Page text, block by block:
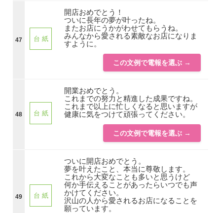
47 台 紙
開店おめでとう！
ついに長年の夢が叶ったね。
またお店にうかがわせてもらうね。
みんなから愛される素敵なお店になりま
すように。
この文例で電報を選ぶ →
48 台 紙
開業おめでとう。
これまでの努力と精進した成果ですね。
これまで以上に忙しくなると思いますが
健康に気をつけて頑張ってください。
この文例で電報を選ぶ →
49 台 紙
ついに開店おめでとう。
夢を叶えたこと、本当に尊敬します。
これから大変なことも多いと思うけど
何か手伝えることがあったらいつでも声
かけてください。
沢山の人から愛されるお店になることを
願っています。